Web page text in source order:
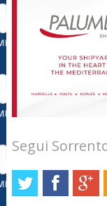
Segui